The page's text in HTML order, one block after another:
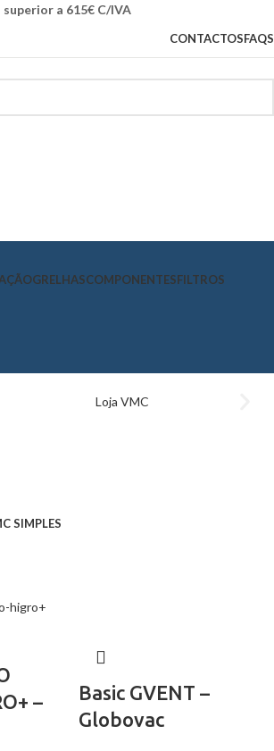
a 615€ C/IVA
CONTACTOSFAQS
GRELHASCOMPONENTESFILTROS
SIMPLES
–
Basic GVENT –
Globovac